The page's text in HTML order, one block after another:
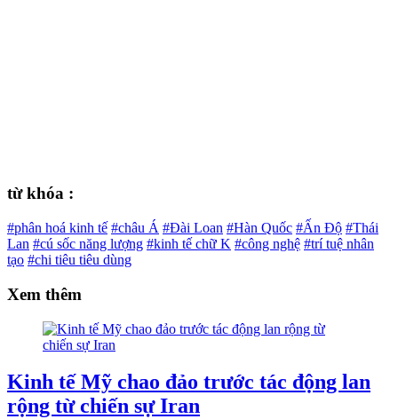
từ khóa :
#phân hoá kinh tế #châu Á #Đài Loan #Hàn Quốc #Ấn Độ #Thái
Lan #cú sốc năng lượng #kinh tế chữ K #công nghệ #trí tuệ nhân
tạo #chi tiêu tiêu dùng
Xem thêm
Kinh tế Mỹ chao đảo trước tác động lan
rộng từ chiến sự Iran